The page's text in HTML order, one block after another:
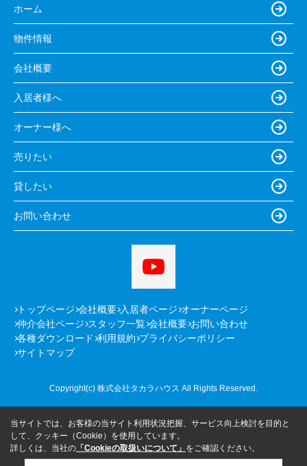
ホーム
物件情報
会社概要
入居者様へ
オーナー様へ
売りたい
貸したい
お問い合わせ
トップページ 会社概要 入居者ページ オーナーページ
仲介会社ページ スタッフ一覧 会社概要 お問い合わせ
各種ダウンロード 利用規約 プライバシーポリシー
サイトマップ
Copyright(c) 株式会社タカラハウス All Rights Reserved.
当サイトでは、お客様の当サイト利用状況把握、サービス向上検討を目的と
して、クッキー（Cookie）を使用しています。
詳しくは、当社の 「Cookieの取扱いについて」 をご確認ください。